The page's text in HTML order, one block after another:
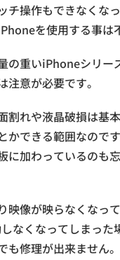
チ操作もできなくな
を使用する事は
の重いiPhoneシリー
注意が必要です。
割れや液晶破損は基
かできる範囲なので
に加わっているのも
映像が映らなくなって
なくなってしまった
も修理が出来ません。